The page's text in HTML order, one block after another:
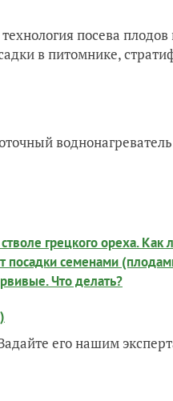
посева
в питомнике,
грецкого ореха. Как
посадки семенами
Что делать?
его нашим